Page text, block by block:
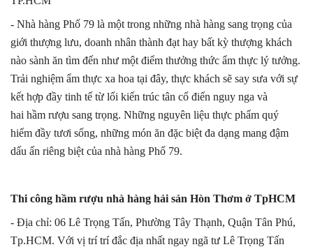
- Nhà hàng Phố 79 là một trong những nhà hàng sang trọng của
giới thượng lưu, doanh nhân thành đạt hay bất kỳ thượng khách
nào sành ăn tìm đến như một điểm thưởng thức ẩm thực lý tưởng.
Trải nghiệm ẩm thực xa hoa tại đây, thực khách sẽ say sưa với sự
kết hợp đầy tinh tế từ lối kiến trúc tân cổ điển nguy nga và
hai hầm rượu sang trọng. Những nguyên liệu thực phẩm quý
hiếm đầy tươi sống, những món ăn đặc biệt đa dạng mang đậm
dấu ấn riêng biệt của nhà hàng Phố 79.
Thi công hầm rượu nhà hàng hải sản Hòn Thơm ở TpHCM
- Địa chỉ: 06 Lê Trọng Tấn, Phường Tây Thạnh, Quận Tân Phú,
Tp.HCM. Với vị trí trí đắc địa nhất ngay ngã tư Lê Trọng Tấn